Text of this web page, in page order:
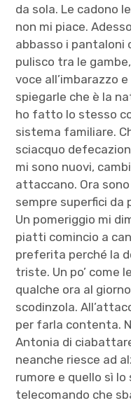
da sola. Le cadono
non mi piace.
abbasso i pantaloni
pulisco tra le
voce all’imbarazzo
spiegarle che è la
ho fatto lo stesso
sistema familiare.
sciacquo
mi sono nuovi,
attaccano. Ora
sempre superfici da
Un pomeriggio mi
piatti comincio a
preferita perché la
triste. Un po’ come
qualche ora al
scodinzola.
per farla contenta.
Antonia di
neanche riesce ad
rumore e quello sì
telecomando che